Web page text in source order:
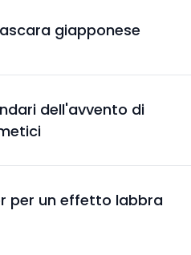
giapponese
dell'avvento di
per un effetto labbra